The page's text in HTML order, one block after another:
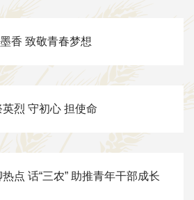
香 致敬青春梦想
烈 守初心 担使命
点 话“三农” 助推青年干部成长